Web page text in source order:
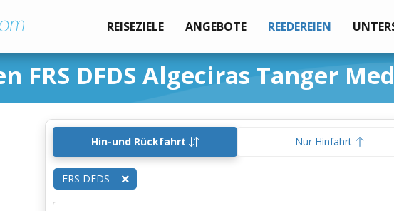
REISEZIELE ANGEBOTE REEDEREIEN
FRS DFDS Algeciras Tanger Med
Hin-und Rückfahrt Nur Hinfahrt
FRS DFDS